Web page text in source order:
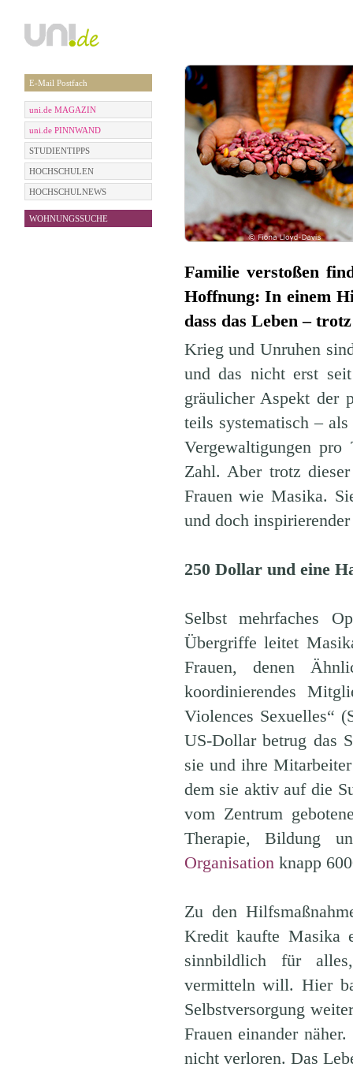
E-Mail Postfach
uni.de MAGAZIN
uni.de PINNWAND
STUDIENTIPPS
HOCHSCHULEN
HOCHSCHULNEWS
WOHNUNGSSUCHE
Familie verstoßen
Hoffnung: In einem
dass das Leben –
Krieg und Unruhen
und das nicht erst
gräulicher Aspekt der
teils systematisch –
Vergewaltigungen
Zahl. Aber trotz
Frauen wie Masika.
und doch
250 Dollar und eine
Selbst mehrfaches
Übergriffe leitet
Frauen, denen
koordinierendes
Violences Sexuelles“
US-Dollar betrug das
sie und ihre
dem sie aktiv auf die
vom Zentrum
Therapie, Bildung
Organisationknapp
Zu den
Kredit kaufte Masika
sinnbildlich für
vermitteln will. Hier
Selbstversorgung
Frauen einander
nicht verloren. Das